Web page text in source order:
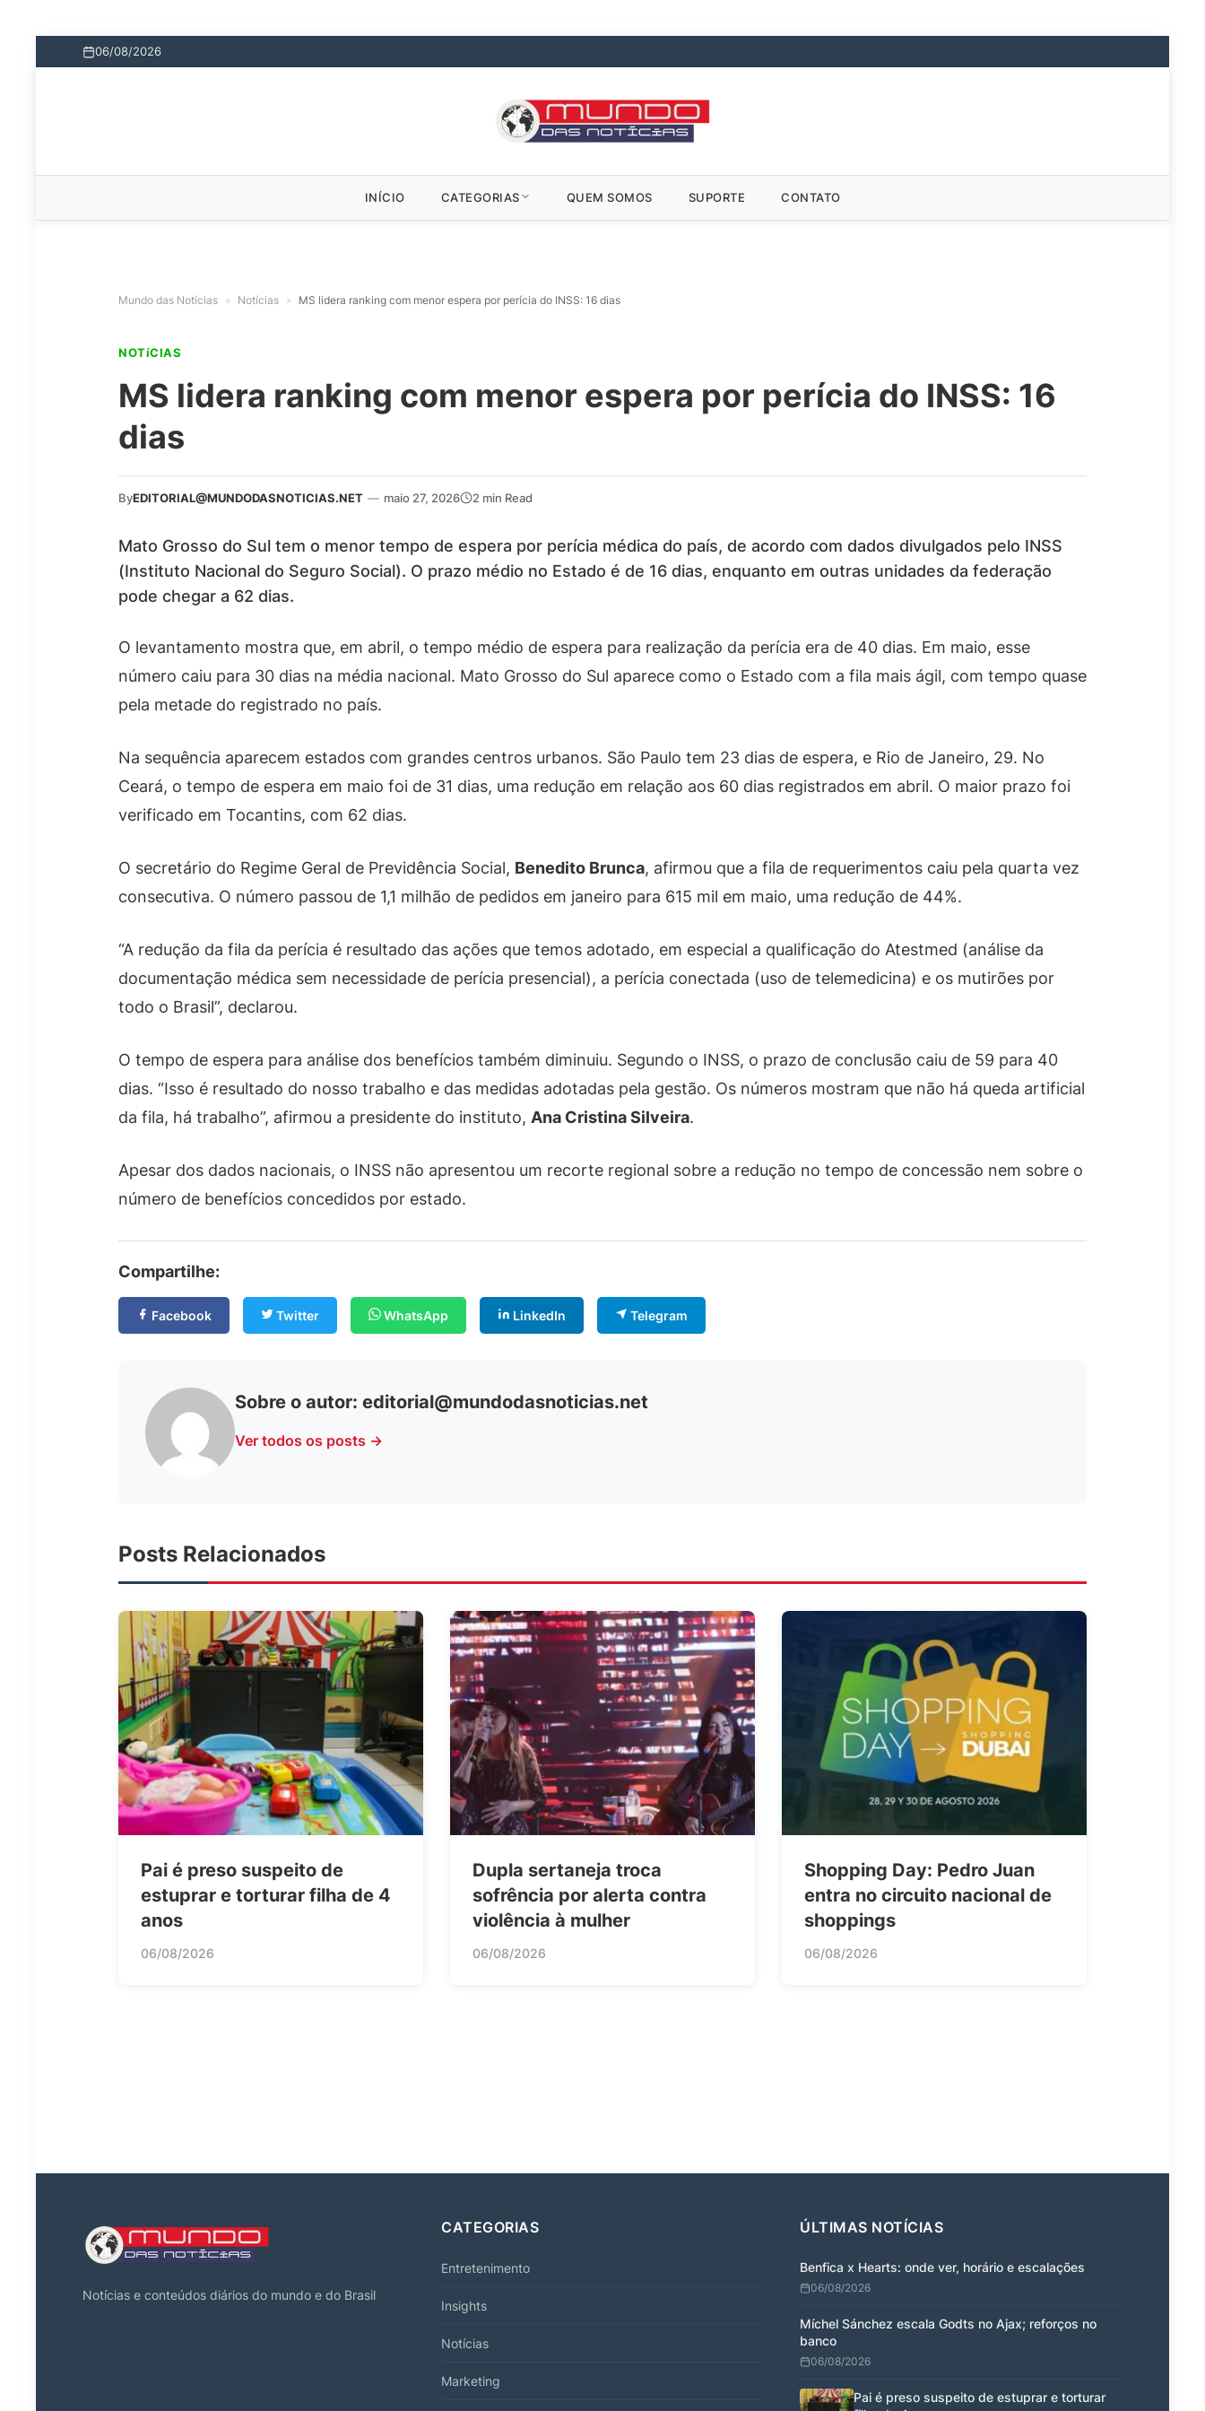
06/08/2026
INÍCIO CATEGORIAS QUEM SOMOS SUPORTE CONTATO
Mundo das Notícias » Notícias » MS lidera ranking com menor espera por perícia do INSS: 16 dias
NOTíCIAS
MS lidera ranking com menor espera por perícia do INSS: 16
dias
ByEDITORIAL@MUNDODASNOTICIAS.NET — maio 27, 2026 2 min Read
Mato Grosso do Sul tem o menor tempo de espera por perícia médica do país, de acordo com dados divulgados pelo INSS
(Instituto Nacional do Seguro Social). O prazo médio no Estado é de 16 dias, enquanto em outras unidades da federação
pode chegar a 62 dias.
O levantamento mostra que, em abril, o tempo médio de espera para realização da perícia era de 40 dias. Em maio, esse
número caiu para 30 dias na média nacional. Mato Grosso do Sul aparece como o Estado com a fila mais ágil, com tempo quase
pela metade do registrado no país.
Na sequência aparecem estados com grandes centros urbanos. São Paulo tem 23 dias de espera, e Rio de Janeiro, 29. No
Ceará, o tempo de espera em maio foi de 31 dias, uma redução em relação aos 60 dias registrados em abril. O maior prazo foi
verificado em Tocantins, com 62 dias.
O secretário do Regime Geral de Previdência Social, Benedito Brunca, afirmou que a fila de requerimentos caiu pela quarta vez
consecutiva. O número passou de 1,1 milhão de pedidos em janeiro para 615 mil em maio, uma redução de 44%.
“A redução da fila da perícia é resultado das ações que temos adotado, em especial a qualificação do Atestmed (análise da
documentação médica sem necessidade de perícia presencial), a perícia conectada (uso de telemedicina) e os mutirões por
todo o Brasil”, declarou.
O tempo de espera para análise dos benefícios também diminuiu. Segundo o INSS, o prazo de conclusão caiu de 59 para 40
dias. “Isso é resultado do nosso trabalho e das medidas adotadas pela gestão. Os números mostram que não há queda artificial
da fila, há trabalho”, afirmou a presidente do instituto, Ana Cristina Silveira.
Apesar dos dados nacionais, o INSS não apresentou um recorte regional sobre a redução no tempo de concessão nem sobre o
número de benefícios concedidos por estado.
Compartilhe:
Facebook Twitter WhatsApp LinkedIn Telegram
Sobre o autor: editorial@mundodasnoticias.net
Ver todos os posts →
Posts Relacionados
Pai é preso suspeito de
estuprar e torturar filha de 4
anos
06/08/2026
Dupla sertaneja troca
sofrência por alerta contra
violência à mulher
06/08/2026
Shopping Day: Pedro Juan
entra no circuito nacional de
shoppings
06/08/2026
Notícias e conteúdos diários do mundo e do Brasil
CATEGORIAS
Entretenimento
Insights
Notícias
Marketing
ÚLTIMAS NOTÍCIAS
Benfica x Hearts: onde ver, horário e escalações
06/08/2026
Míchel Sánchez escala Godts no Ajax; reforços no
banco
06/08/2026
Pai é preso suspeito de estuprar e torturar